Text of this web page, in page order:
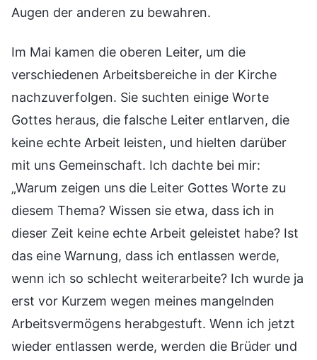
Augen der anderen zu bewahren.
Im Mai kamen die oberen Leiter, um die
verschiedenen Arbeitsbereiche in der Kirche
nachzuverfolgen. Sie suchten einige Worte
Gottes heraus, die falsche Leiter entlarven, die
keine echte Arbeit leisten, und hielten darüber
mit uns Gemeinschaft. Ich dachte bei mir:
„Warum zeigen uns die Leiter Gottes Worte zu
diesem Thema? Wissen sie etwa, dass ich in
dieser Zeit keine echte Arbeit geleistet habe? Ist
das eine Warnung, dass ich entlassen werde,
wenn ich so schlecht weiterarbeite? Ich wurde ja
erst vor Kurzem wegen meines mangelnden
Arbeitsvermögens herabgestuft. Wenn ich jetzt
wieder entlassen werde, werden die Brüder und